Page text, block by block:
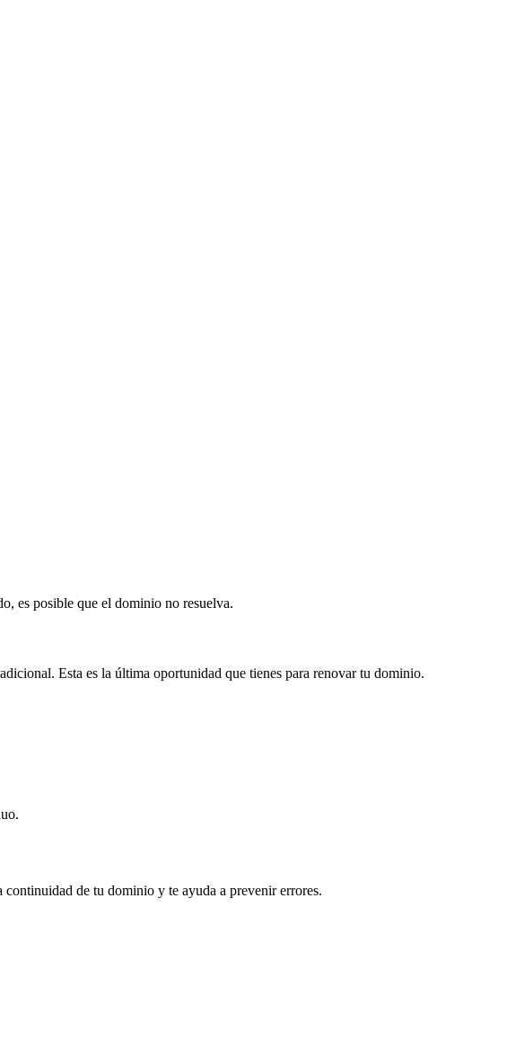
es posible que el dominio no resuelva.
. Esta es la última oportunidad que tienes para renovar tu dominio.
de tu dominio y te ayuda a prevenir errores.